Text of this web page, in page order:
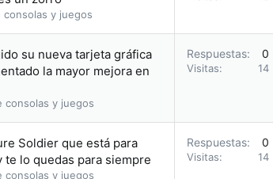
consolas y juegos
su nueva tarjeta gráfica
la mayor mejora en
consolas y juegos
Respuestas 0
Visitas 14
Soldier que está para
lo quedas para siempre
consolas y juegos
Respuestas 0
Visitas 14